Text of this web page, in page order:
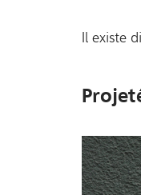
Il existe